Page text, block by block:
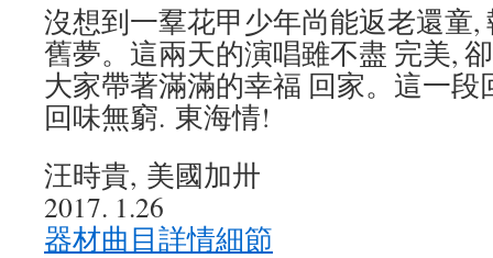
沒想到一羣花甲少年尚能返老還童,
舊夢。這兩天的演唱雖不盡 完美,
大家帶著滿滿的幸福 回家。這一段
回味無窮. 東海情!
汪時貴, 美國加卅
2017. 1.26
器材曲目詳情細節